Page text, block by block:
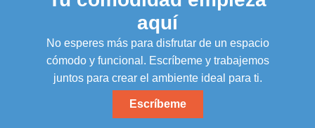
aquí
No esperes más para disfrutar de un espacio
cómodo y funcional. Escríbeme y trabajemos
juntos para crear el ambiente ideal para ti.
Escríbeme